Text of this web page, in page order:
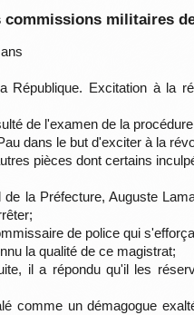
commissions militaires
République. Excitation à la
de l'examen de la
dans le but d'exciter à la
pièces dont certains
la Préfecture, Auguste
de police qui
la qualité de ce magistrat;
il a répondu qu'il les
comme un démagogue